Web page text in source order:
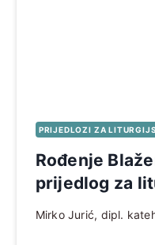
PRIJEDLOZI ZA
Rođenje
prijedlog za
Mirko Jurić, dipl.